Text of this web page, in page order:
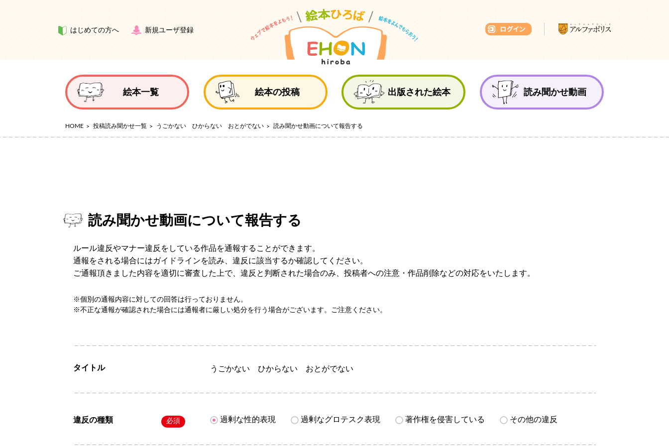
はじめての方へ 新規ユーザ登録
絵本一覧 絵本の投稿 出版された絵本 読み聞かせ動画
HOME 投稿読み聞かせ一覧 うごかない ひからない おとがでない 読み聞かせ動画について報告する
読み聞かせ動画について報告する
ルール違反やマナー違反をしている作品を通報することができます。
通報をされる場合にはガイドラインを読み、違反に該当するか確認してください。
ご通報頂きました内容を適切に審査した上で、違反と判断された場合のみ、投稿者への注意・作品削除などの対応をいたします。
※個別の通報内容に対しての回答は行っておりません。
※不正な通報が確認された場合には通報者に厳しい処分を行う場合がございます。ご注意ください。
タイトル うごかない ひからない おとがでない
違反の種類 必須 過剰な性的表現 過剰なグロテスク表現 著作権を侵害している その他の違反